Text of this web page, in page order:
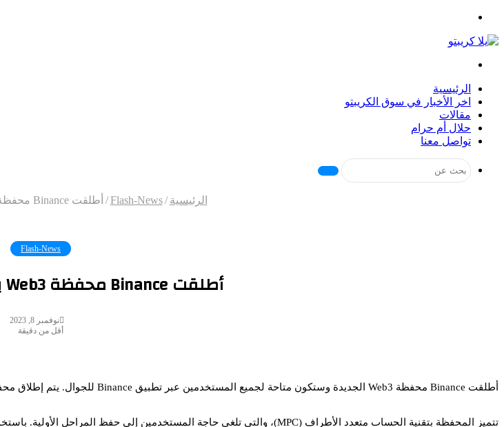
الرئيسية
اخر الأخبار في سوق الكريبتو
مقالات
حلال أم حرام
تواصل معنا
بحث
الرئيسية /
Flash-News
/ أطلقت Binance محفظة Web3 باستخدام تقنية MPC
Flash-News
أطلقت Binance محفظة Web3 باستخدام تقنية MPC
نوفمبر 8, 2023
أقل من دقيقة
أطلقت Binance محفظة Web3 الجديدة وستكون متاحة لجميع المستخدمين عبر تطبيق Binance للجوال. يتم إطلاق محفظة web3 ضمن تطبيق Binance الأساسي، والذي يُستخدم في الغالب للتداول.